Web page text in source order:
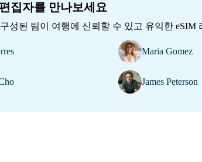
Explore All 목적지s
집자를 만나보세요
성된 팀이 여행에 신뢰할 수 있고 유익한 eSIM
Maria Gomez
James Peterson